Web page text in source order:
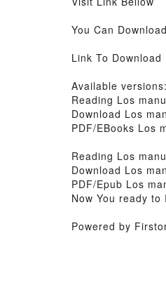
You Can
Link To Download
Available
Reading Los
Download Los
PDF/EBooks Los
Reading Los
Download Los
PDF/Epub Los
Now You ready
Powered by